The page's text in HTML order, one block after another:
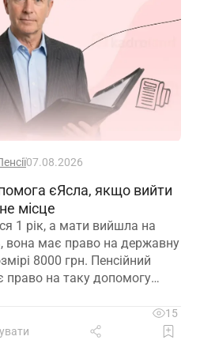
07.08.2026
єЯсла, якщо вийти
місце
1 рік, а мати вийшла на
вона має право на державну
8000 грн. Пенсійний
на таку допомогу
15